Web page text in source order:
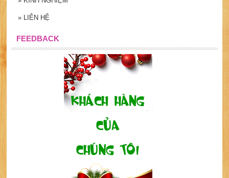
» LIÊN HỆ
FEEDBACK